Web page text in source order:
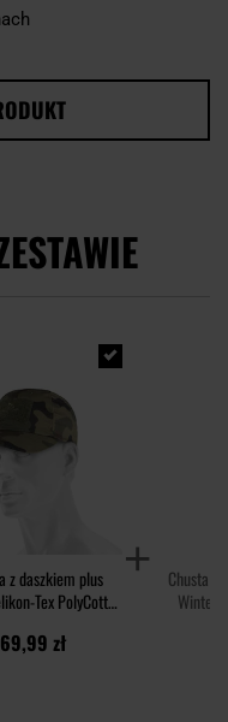
z daszkiem plus
Tex PolyCotton
Woodland
69,99 zł
Chusta
Winter